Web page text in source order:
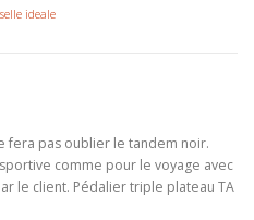
ideale
fera pas oublier le tandem noir.
comme pour le voyage avec
le client. Pédalier triple plateau TA